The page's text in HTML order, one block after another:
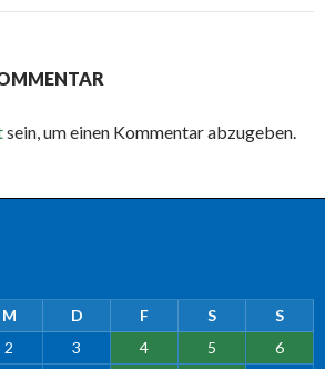
sein, um einen Kommentar abzugeben.
M D F S
S
2 3 4 5
6